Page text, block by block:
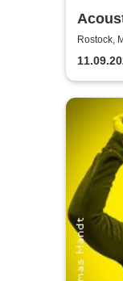
Alina
Rostock,